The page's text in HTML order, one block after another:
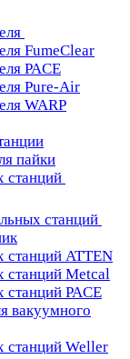
FumeClear
PACE
Pure-Air
WARP
пайки
станций
станций
станций ATTEN
станций Metcal
станций PACE
вакуумного
станций Weller